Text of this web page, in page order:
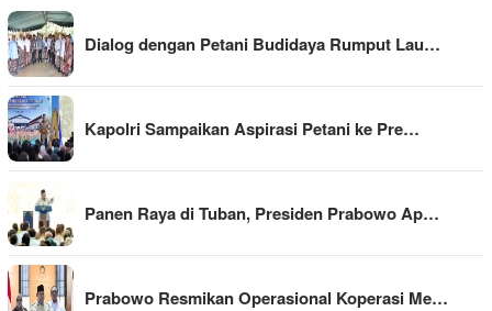
Dialog dengan Petani Budidaya Rumput Lau…
Kapolri Sampaikan Aspirasi Petani ke Pre…
Panen Raya di Tuban, Presiden Prabowo Ap…
Prabowo Resmikan Operasional Koperasi Me…